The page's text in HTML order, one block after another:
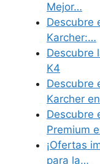
Mejor…
Descubre
Karcher:…
Descubre
K4
Descubre
Karcher
Descubre
Premium
¡Ofertas
para la…